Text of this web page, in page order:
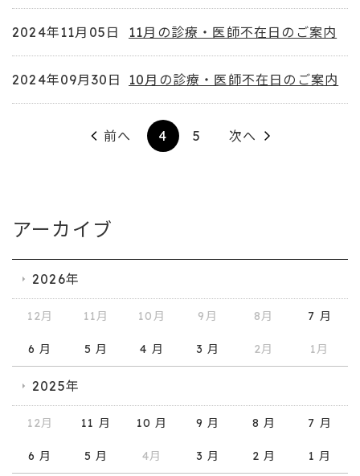
11月の診療・医師不在日のご案内
2024年11月05日
10月の診療・医師不在日のご案内
2024年09月30日
前へ 4 5 次へ
アーカイブ
2026年
12月 11月 10月 9月 8月 7 月
6 月 5 月 4 月 3 月 2月 1月
2025年
12月 11 月 10 月 9 月 8 月 7 月
6 月 5 月 4月 3 月 2 月 1 月